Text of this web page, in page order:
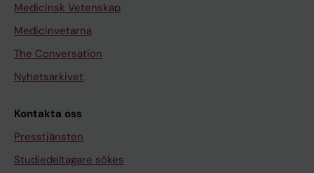
Medicinsk Vetenskap
Medicinvetarna
The Conversation
Nyhetsarkivet
Kontakta oss
Presstjänsten
Studiedeltagare sökes